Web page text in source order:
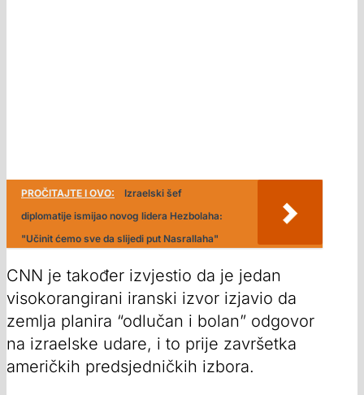
PROČITAJTE I OVO:
Izraelski šef
diplomatije ismijao novog lidera Hezbolaha:
"Učinit ćemo sve da slijedi put Nasrallaha"
CNN je također izvjestio da je jedan
visokorangirani iranski izvor izjavio da
zemlja planira “odlučan i bolan” odgovor
na izraelske udare, i to prije završetka
američkih predsjedničkih izbora.